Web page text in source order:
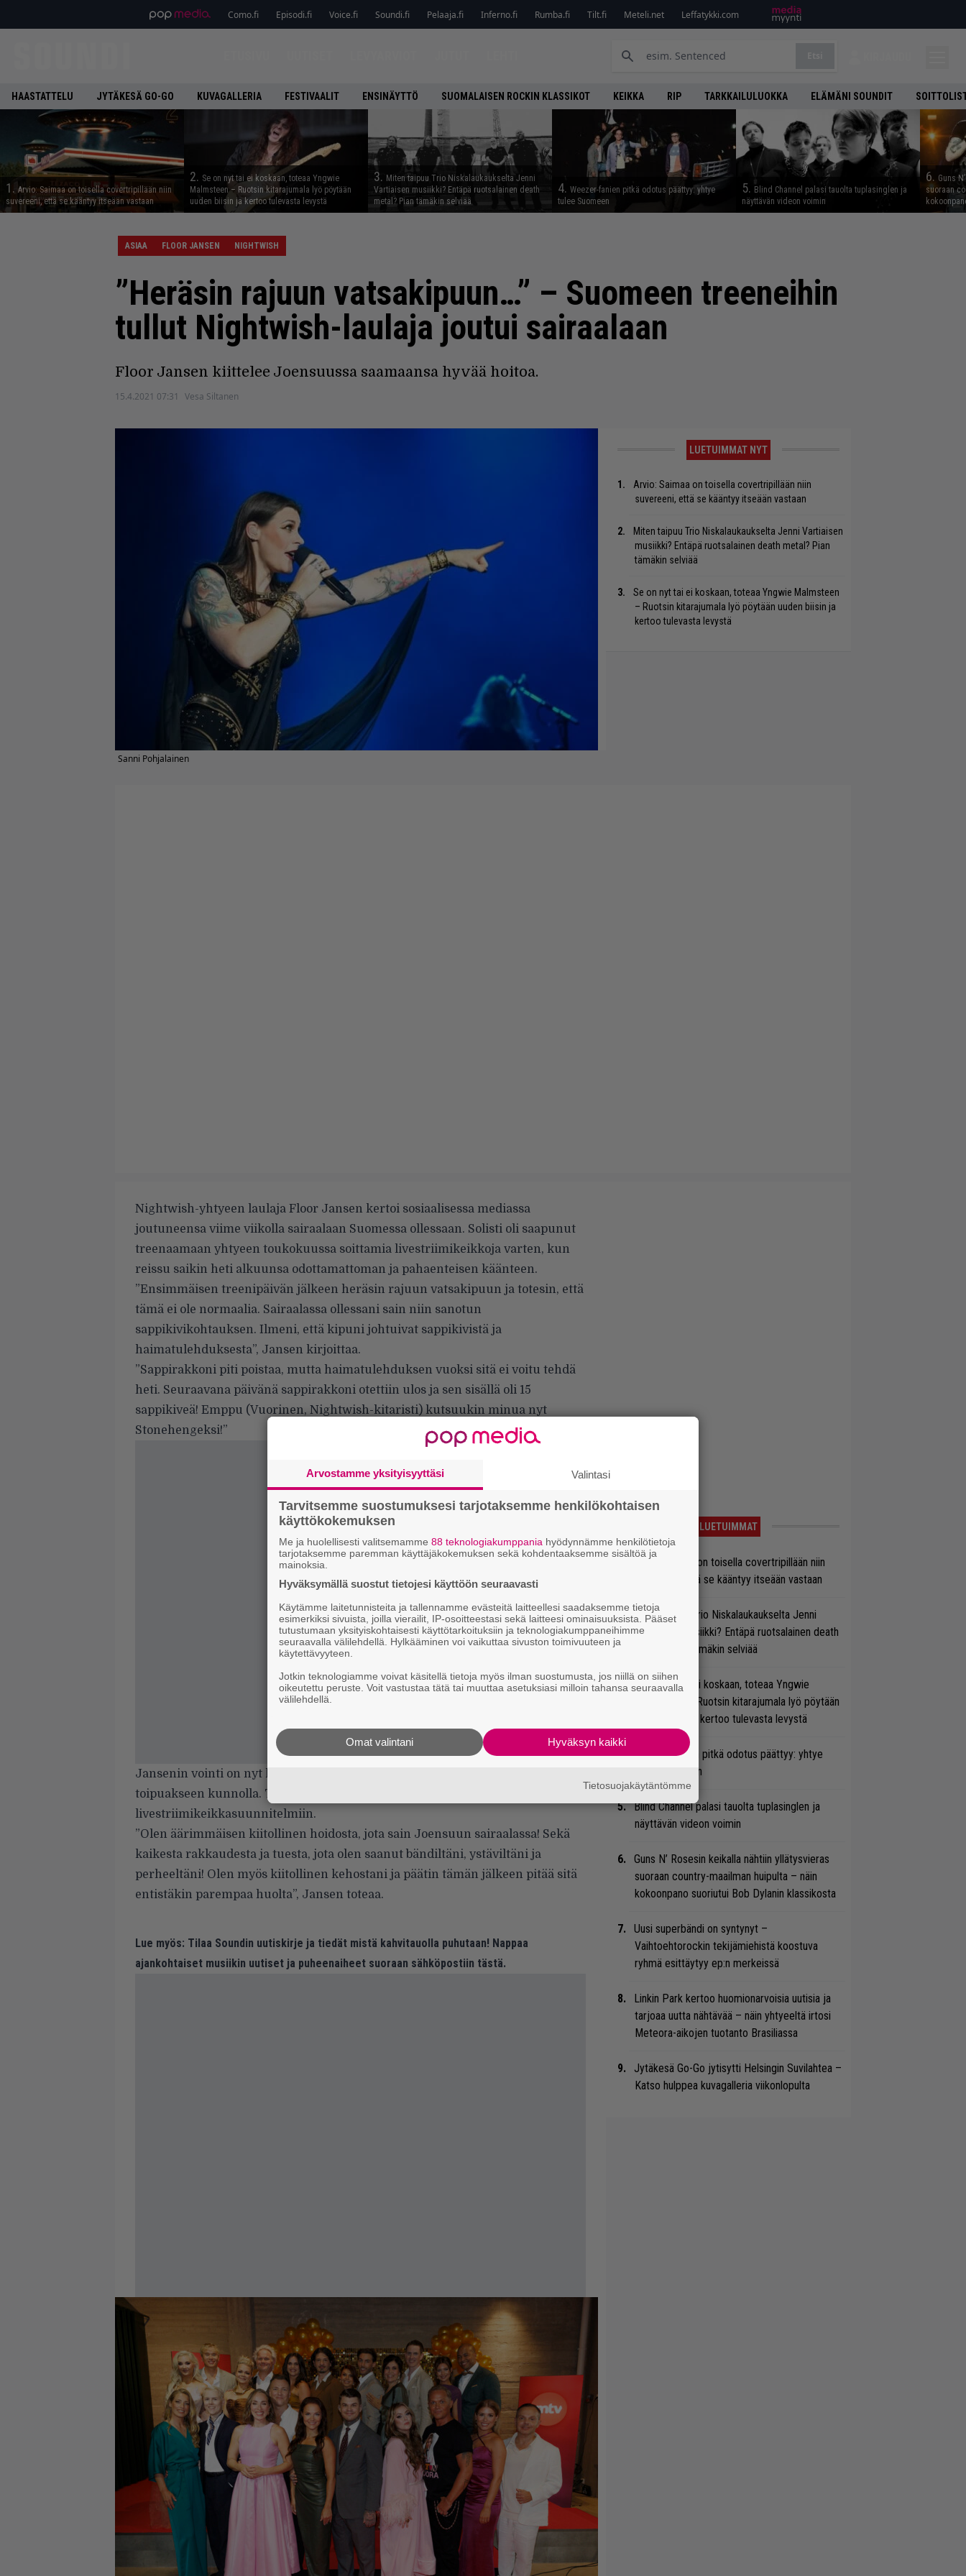
Como.fi Episodi.fi Voice.fi Soundi.fi Pelaaja.fi Inferno.fi Rumba.fi Tilt.fi Meteli.net Leffatykki.com
HAASTATTELU JYTÄKESÄ GO-GO KUVAGALLERIA FESTIVAALIT ENSINÄYTTÖ SUOMALAISEN ROCKIN KLASSIKOT KEIKKA RIP TARKKAILULUOKKA ELÄMÄNI SOUNDIT
1. Arvio: Saimaa on toisella covertripillään niin
suvereeni, että se kääntyy itseään vastaan
2. Se on nyt tai ei koskaan, toteaa Yngwie
Malmsteen – Ruotsin kitarajumala lyö pöytään
uuden biisin ja kertoo tulevasta levystä
3. Miten taipuu Trio Niskalaukaukselta Jenni
Vartiaisen musiikki? Entäpä ruotsalainen death
metal? Pian tämäkin selviää
4. Weezer-fanien pitkä odotus päättyy: yhtye
tulee Suomeen
5. Blind Channel palasi tauolta tuplasinglen ja
näyttävän videon voimin
6. Guns
suoraan
ASIAA FLOOR JANSEN NIGHTWISH
”Heräsin rajuun vatsakipuun…” – Suomeen treeneihin
tullut Nightwish-laulaja joutui sairaalaan
Floor Jansen kiittelee Joensuussa saamaansa hyvää hoitoa.
15.4.2021 07:31 Vesa Siltanen
Sanni Pohjalainen
LUETUIMMAT NYT
Arvio: Saimaa on toisella covertripillään niin
suvereeni, että se kääntyy itseään vastaan
Miten taipuu Trio Niskalaukaukselta Jenni Vartiaisen
musiikki? Entäpä ruotsalainen death metal? Pian
tämäkin selviää
Se on nyt tai ei koskaan, toteaa Yngwie Malmsteen
– Ruotsin kitarajumala lyö pöytään uuden biisin ja
kertoo tulevasta levystä
Nightwish-yhtyeen laulaja Floor Jansen kertoi sosiaalisessa mediassa
joutuneensa viime viikolla sairaalaan Suomessa ollessaan. Solisti oli saapunut
treenaamaan yhtyeen toukokuussa soittamia livestriimikeikkoja varten, kun
reissu saikin heti alkuunsa odottamattoman ja pahaenteisen käänteen.
”Ensimmäisen treenipäivän jälkeen heräsin rajuun vatsakipuun ja totesin, että
tämä ei ole normaalia. Sairaalassa ollessani sain niin sanotun
sappikivikohtauksen. Ilmeni, että kipuni johtuivat sappikivistä ja
haimatulehduksesta”, Jansen kirjoittaa.
”Sappirakkoni piti poistaa, mutta haimatulehduksen vuoksi sitä ei voitu tehdä
heti. Seuraavana päivänä sappirakkoni otettiin ulos ja sen sisällä oli 15
sappikiveä! Emppu (Vuorinen, Nightwish-kitaristi) kutsuukin minua nyt
Stonehengeksi!”
Jansenin vointi on nyt hyvä ja hän kertoo vaativansa muutaman viikon aikaa
toipuakseen kunnolla. Tapauksella ei myöskään ole vaikutusta yhtyeen
livestriimikeikkasuunnitelmiin.
”Olen äärimmäisen kiitollinen hoidosta, jota sain Joensuun sairaalassa! Sekä
kaikesta rakkaudesta ja tuesta, jota olen saanut bändiltäni, ystäviltäni ja
perheeltäni! Olen myös kiitollinen kehostani ja päätin tämän jälkeen pitää sitä
entistäkin parempaa huolta”, Jansen toteaa.
Lue myös: Tilaa Soundin uutiskirje ja tiedät mistä kahvitauolla puhutaan! Nappaa
ajankohtaiset musiikin uutiset ja puheenaiheet suoraan sähköpostiin tästä.
LUETUIMMAT
Arvio: Saimaa on toisella covertripillään niin
suvereeni, että se kääntyy itseään vastaan
Miten taipuu Trio Niskalaukaukselta Jenni
Vartiaisen musiikki? Entäpä ruotsalainen death
metal? Pian tämäkin selviää
Se on nyt tai ei koskaan, toteaa Yngwie
Malmsteen – Ruotsin kitarajumala lyö pöytään
uuden biisin ja kertoo tulevasta levystä
Weezer-fanien pitkä odotus päättyy: yhtye
tulee Suomeen
Blind Channel palasi tauolta tuplasinglen ja
näyttävän videon voimin
Guns N’ Rosesin keikalla nähtiin yllätysvieras
suoraan country-maailman huipulta – näin
kokoonpano suoriutui Bob Dylanin klassikosta
Uusi superbändi on syntynyt –
Vaihtoehtorockin tekijämiehistä koostuva
ryhmä esittäytyy ep:n merkeissä
Linkin Park kertoo huomionarvoisia uutisia ja
tarjoaa uutta nähtävää – näin yhtyeeltä irtosi
Meteora-aikojen tuotanto Brasiliassa
Jytäkesä Go-Go jytisytti Helsingin Suvilahtea –
Katso hulppea kuvagalleria viikonlopulta
Arvostamme yksityisyyttäsi Valintasi
Tarvitsemme suostumuksesi tarjotaksemme henkilökohtaisen
käyttökokemuksen
Me ja huolellisesti valitsemamme 88 teknologiakumppania hyödynnämme henkilötietoja
tarjotaksemme paremman käyttäjäkokemuksen sekä kohdentaaksemme sisältöä ja
mainoksia.
Hyväksymällä suostut tietojesi käyttöön seuraavasti
Käytämme laitetunnisteita ja tallennamme evästeitä laitteellesi saadaksemme tietoja
esimerkiksi sivuista, joilla vierailit, IP-osoitteestasi sekä laitteesi ominaisuuksista. Pääset
tutustumaan yksityiskohtaisesti käyttötarkoituksiin ja teknologiakumppaneihimme
seuraavalla välilehdellä. Hylkääminen voi vaikuttaa sivuston toimivuuteen ja
käytettävyyteen.
Jotkin teknologiamme voivat käsitellä tietoja myös ilman suostumusta, jos niillä on siihen
oikeutettu peruste. Voit vastustaa tätä tai muuttaa asetuksiasi milloin tahansa seuraavalla
välilehdellä.
Hyväksyn kaikki
Omat valintani
Tietosuojakäytäntömme